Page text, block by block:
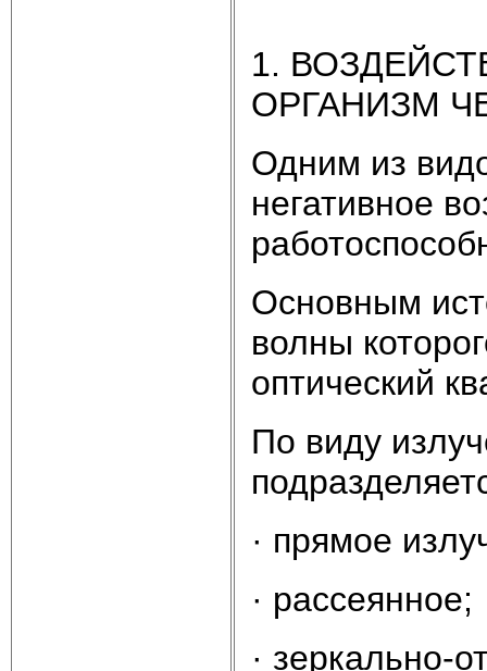
1.
ОРГАНИЗМ
Одним из
негативное
Основным
волны
оптический
По виду
· прямое
· рассеянное;
· зеркально-